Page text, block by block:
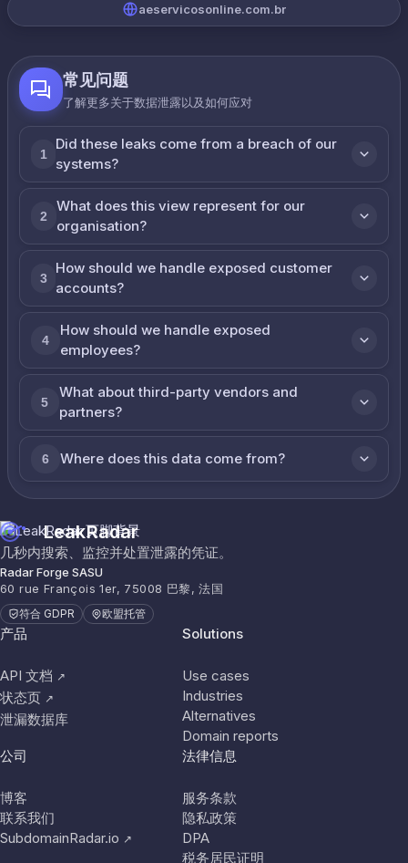
aeservicosonline.com.br
常见问题
了解更多关于数据泄露以及如何应对
1
Did these leaks come from a breach of our
systems?
2
What does this view represent for our
organisation?
3
How should we handle exposed customer
accounts?
4
How should we handle exposed
employees?
5
What about third-party vendors and
partners?
6 Where does this data come from?
LeakRadar
几秒内搜索、监控并处置泄露的凭证。
Radar Forge SASU
60 rue François 1er, 75008 巴黎, 法国
符合 GDPR 欧盟托管
产品
API 文档 ↗
状态页 ↗
泄漏数据库
Solutions
Use cases
Industries
Alternatives
Domain reports
公司
博客
联系我们
SubdomainRadar.io ↗
法律信息
服务条款
隐私政策
DPA
税务居民证明